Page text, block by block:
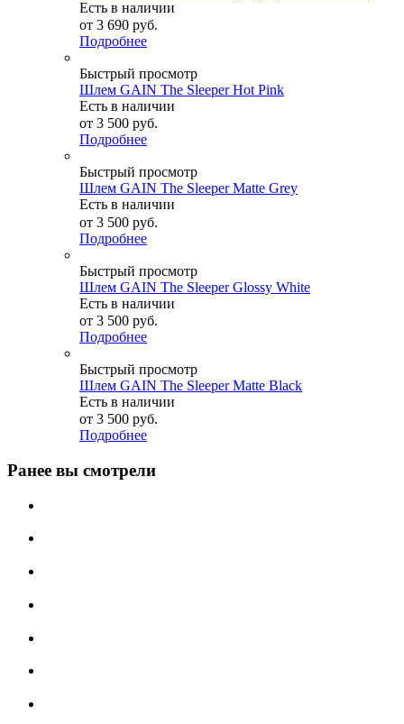
Есть в наличии
от 3 690 руб.
Подробнее
Быстрый просмотр
Шлем GAIN The Sleeper Hot Pink
Есть в наличии
от 3 500 руб.
Подробнее
Быстрый просмотр
Шлем GAIN The Sleeper Matte Grey
Есть в наличии
от 3 500 руб.
Подробнее
Быстрый просмотр
Шлем GAIN The Sleeper Glossy White
Есть в наличии
от 3 500 руб.
Подробнее
Быстрый просмотр
Шлем GAIN The Sleeper Matte Black
Есть в наличии
от 3 500 руб.
Подробнее
Ранее вы смотрели